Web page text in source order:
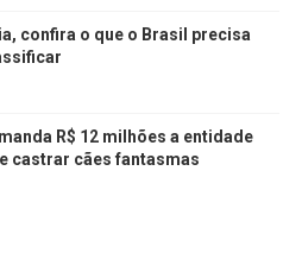
confira o que o Brasil precisa
R$ 12 milhões a entidade
castrar cães fantasmas